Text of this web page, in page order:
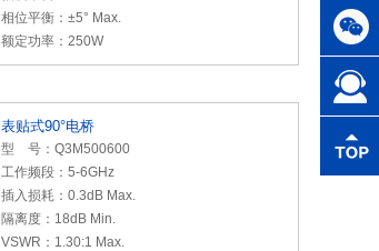
相位平衡：±5° Max.
额定功率：250W
表贴式90°电桥
型 号：Q3M500600
工作频段：5-6GHz
插入损耗：0.3dB Max.
隔离度：18dB Min.
VSWR：1.30:1 Max.